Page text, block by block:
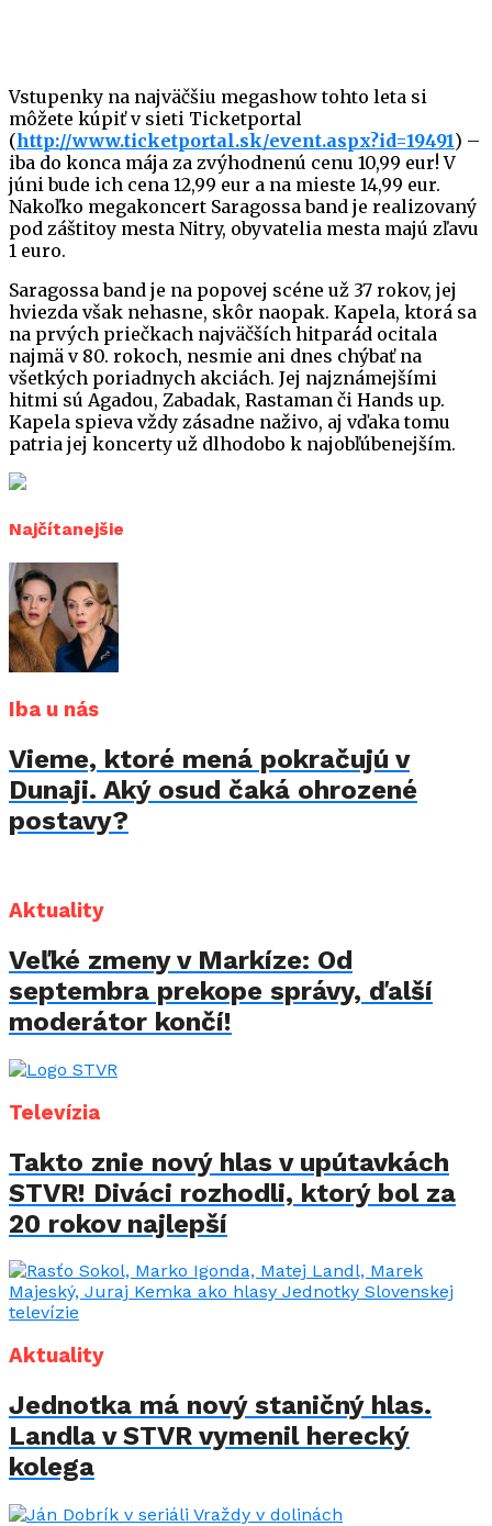
Vstupenky na najväčšiu megashow tohto leta si
môžete kúpiť v sieti Ticketportal
(http://www.ticketportal.sk/event.aspx?id=19491) –
iba do konca mája za zvýhodnenú cenu 10,99 eur! V
júni bude ich cena 12,99 eur a na mieste 14,99 eur.
Nakoľko megakoncert Saragossa band je realizovaný
pod záštitoy mesta Nitry, obyvatelia mesta majú zľavu
1 euro.
Saragossa band je na popovej scéne už 37 rokov, jej
hviezda však nehasne, skôr naopak. Kapela, ktorá sa
na prvých priečkach najväčších hitparád ocitala
najmä v 80. rokoch, nesmie ani dnes chýbať na
všetkých poriadnych akciách. Jej najznámejšími
hitmi sú Agadou, Zabadak, Rastaman či Hands up.
Kapela spieva vždy zásadne naživo, aj vďaka tomu
patria jej koncerty už dlhodobo k najobľúbenejším.
Najčítanejšie
Iba u nás
Vieme, ktoré mená pokračujú v
Dunaji. Aký osud čaká ohrozené
postavy?
Aktuality
Veľké zmeny v Markíze: Od
septembra prekope správy, ďalší
moderátor končí!
Televízia
Takto znie nový hlas v upútavkách
STVR! Diváci rozhodli, ktorý bol za
20 rokov najlepší
Aktuality
Jednotka má nový staničný hlas.
Landla v STVR vymenil herecký
kolega